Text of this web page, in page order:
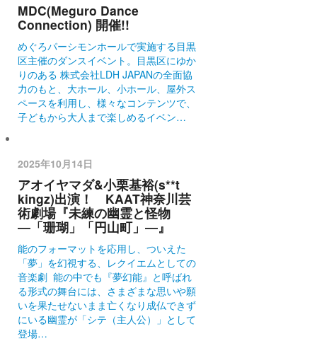
MDC(Meguro Dance
Connection) 開催!!
めぐろパーシモンホールで実施する目黒
区主催のダンスイベント。目黒区にゆか
りのある 株式会社LDH JAPANの全面協
力のもと、大ホール、小ホール、屋外ス
ペースを利用し、様々なコンテンツで、
子どもから大人まで楽しめるイベン…
2025年10月14日
アオイヤマダ&小栗基裕(s**t
kingz)出演！ KAAT神奈川芸
術劇場『未練の幽霊と怪物
―「珊瑚」「円山町」―』
能のフォーマットを応用し、ついえた
「夢」を幻視する、レクイエムとしての
音楽劇 能の中でも『夢幻能』と呼ばれ
る形式の舞台には、さまざまな思いや願
いを果たせないまま亡くなり成仏できず
にいる幽霊が「シテ（主人公）」として
登場…